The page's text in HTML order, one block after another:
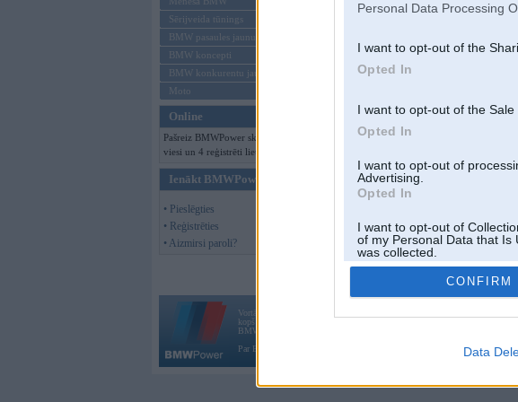
Personal Data Processing
I want to opt-out of the
Opted In
I want to opt-out of the
Opted In
I want to opt-out of
Advertising.
Opted In
I want to opt-out of
of my Personal Data that Is
was collected.
Opted Out
CONFIRM
Data
Sērijveida tūnings
BMW pasaules jaunumi
BMW koncepti
BMW konkurentu jaunumi
Moto
Online
Pašreiz BMWPower skatās 152
viesi un 4 reģistrēti lietotāji.
Ienākt BMWPower
• Pieslēgties
• Reģistrēties
• Aizmirsi paroli?
Vortāls BMWPower.lv darbojas
kopš 2002. gada 14. maija. Tas nav auto klubs un nav saistīts ar
BMW AG.
Par BMWPower